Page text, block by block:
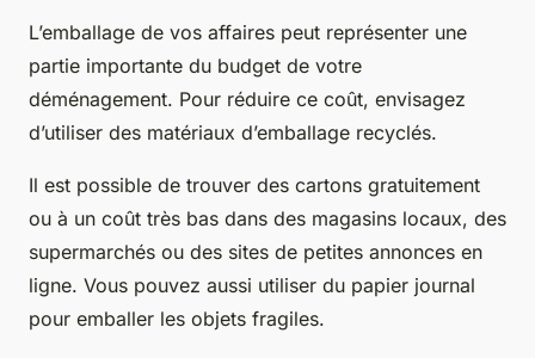
L’emballage de vos affaires peut représenter une
partie importante du budget de votre
déménagement. Pour réduire ce coût, envisagez
d’utiliser des matériaux d’emballage recyclés.
Il est possible de trouver des cartons gratuitement
ou à un coût très bas dans des magasins locaux, des
supermarchés ou des sites de petites annonces en
ligne. Vous pouvez aussi utiliser du papier journal
pour emballer les objets fragiles.